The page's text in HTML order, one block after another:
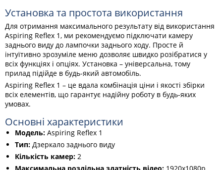
Установка та простота використання
Для отримання максимального результату від використання
Aspiring Reflex 1, ми рекомендуємо підключати камеру
заднього виду до лампочки заднього ходу. Просте й
інтуїтивно зрозуміле меню дозволяє швидко розібратися у
всіх функціях і опціях. Установка – універсальна, тому
прилад підійде в будь-який автомобіль.
Aspiring Reflex 1 – це вдала комбінація ціни і якості збірки
всіх елементів, що гарантує надійну роботу в будь-яких
умовах.
Основні характеристики
Модель: Aspiring Reflex 1
Тип: Дзеркало заднього виду
Кількість камер: 2